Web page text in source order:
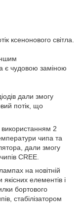
ксенонового світла.
є чудовою заміною
дали змогу
потік, що
2
чипа та
дали змогу
CREE.
на новітній
якісних елементів і
бортового
стабілізатором